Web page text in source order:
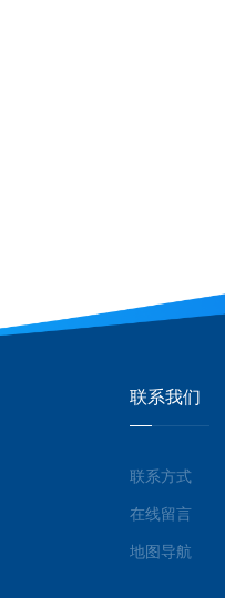
联系我们
联系方式
在线留言
地图导航